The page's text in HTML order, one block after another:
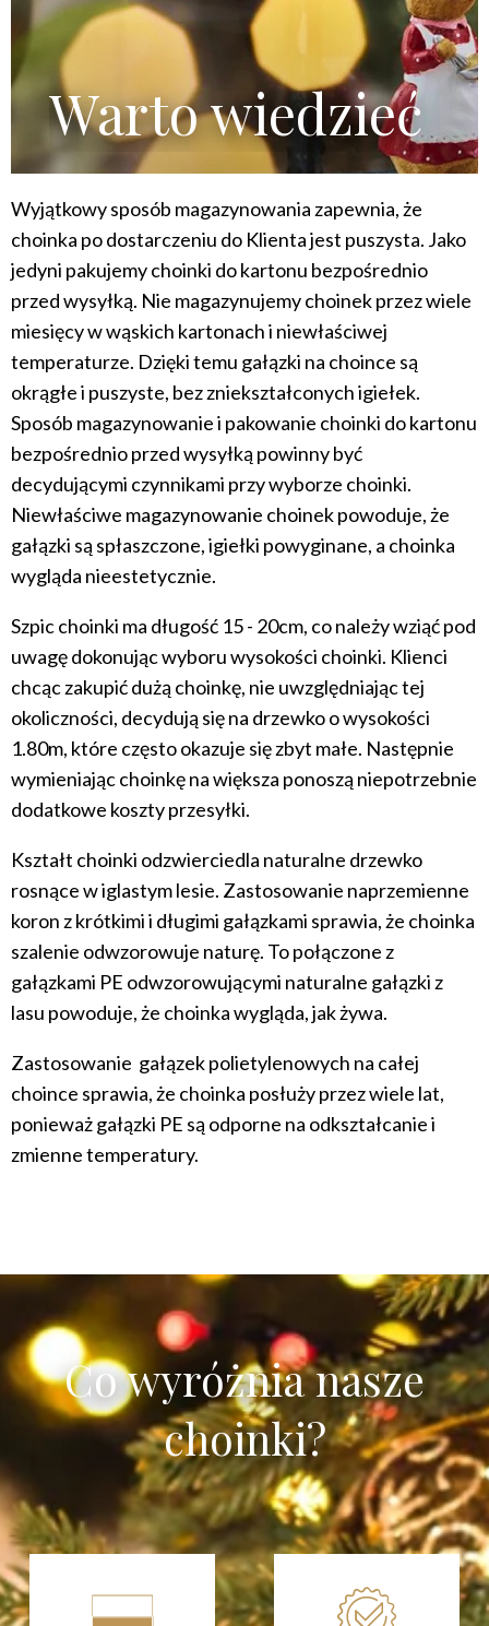
Warto wiedzieć
Wyjątkowy sposób magazynowania zapewnia, że
choinka po dostarczeniu do Klienta jest puszysta. Jako
jedyni pakujemy choinki do kartonu bezpośrednio
przed wysyłką. Nie magazynujemy choinek przez wiele
miesięcy w wąskich kartonach i niewłaściwej
temperaturze. Dzięki temu gałązki na choince są
okrągłe i puszyste, bez zniekształconych igiełek.
Sposób magazynowanie i pakowanie choinki do kartonu
bezpośrednio przed wysyłką powinny być
decydującymi czynnikami przy wyborze choinki.
Niewłaściwe magazynowanie choinek powoduje, że
gałązki są spłaszczone, igiełki powyginane, a choinka
wygląda nieestetycznie.
Szpic choinki ma długość 15 - 20cm, co należy wziąć pod
uwagę dokonując wyboru wysokości choinki. Klienci
chcąc zakupić dużą choinkę, nie uwzględniając tej
okoliczności, decydują się na drzewko o wysokości
1.80m, które często okazuje się zbyt małe. Następnie
wymieniając choinkę na większa ponoszą niepotrzebnie
dodatkowe koszty przesyłki.
Kształt choinki odzwierciedla naturalne drzewko
rosnące w iglastym lesie. Zastosowanie naprzemienne
koron z krótkimi i długimi gałązkami sprawia, że choinka
szalenie odwzorowuje naturę. To połączone z
gałązkami PE odwzorowującymi naturalne gałązki z
lasu powoduje, że choinka wygląda, jak żywa.
Zastosowanie gałązek polietylenowych na całej
choince sprawia, że choinka posłuży przez wiele lat,
ponieważ gałązki PE są odporne na odkształcanie i
zmienne temperatury.
Co wyróżnia nasze
choinki?